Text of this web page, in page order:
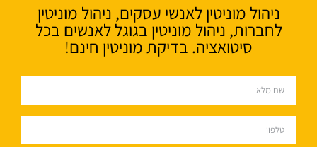
ניהול מוניטין לאנשי עסקים, ניהול מוניטין
לחברות, ניהול מוניטין בגוגל לאנשים בכל
סיטואציה. בדיקת מוניטין חינם!